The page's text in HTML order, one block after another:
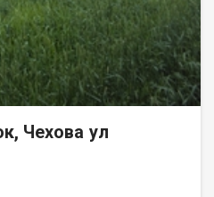
Чехова ул